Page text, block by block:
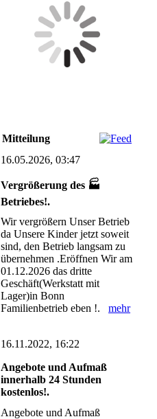
Mitteilung
16.05.2026, 03:47
Vergrößerung des 🏭
Betriebes!.
Wir vergrößern Unser Betrieb
da Unsere Kinder jetzt soweit
sind, den Betrieb langsam zu
übernehmen .Eröffnen Wir am
01.12.2026 das dritte
Geschäft(Werkstatt mit
Lager)in Bonn
Familienbetrieb eben !.mehr
16.11.2022, 16:22
Angebote und Aufmaß
innerhalb 24 Stunden
kostenlos!.
Angebote und Aufmaß